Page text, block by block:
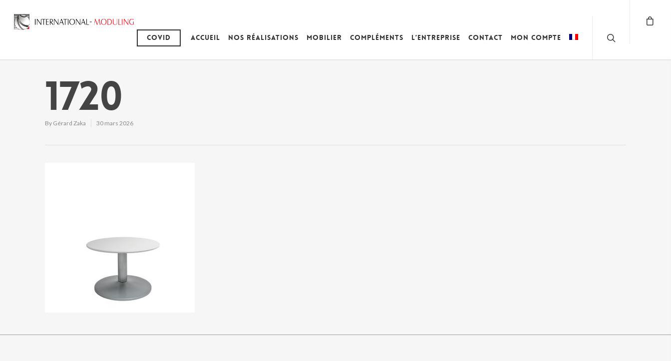
Covid Accueil Nos réalisations Mobilier Compléments L’entreprise Contact Mon compte
1720
By Gérard Zaka 30 mars 2026